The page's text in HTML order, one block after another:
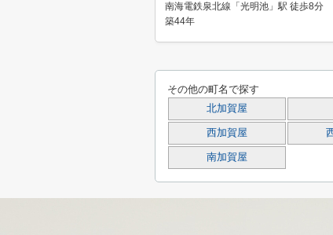
南海電鉄泉北線「光明池」駅 徒歩8分
築44年
その他の町名で探す
北加賀屋
西加賀屋
南加賀屋